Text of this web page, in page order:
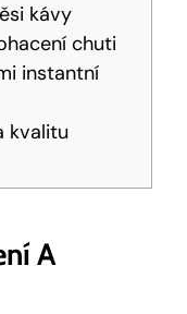
kávy
chuti
instantní
kvalitu
A